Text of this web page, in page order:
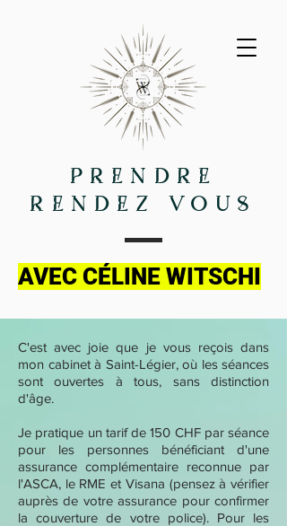
preNDre
reNDeZ-VOUs
AVEC CÉLINE WITSCHI
C'est avec joie que je vous reçois dans
mon cabinet à Saint-Légier, où les séances
sont ouvertes à tous, sans distinction
d'âge.
Je pratique un tarif de 150 CHF par séance
pour les personnes bénéficiant d'une
assurance complémentaire reconnue par
l'ASCA, le RME et Visana (pensez à vérifier
auprès de votre assurance pour confirmer
la couverture de votre police). Pour les